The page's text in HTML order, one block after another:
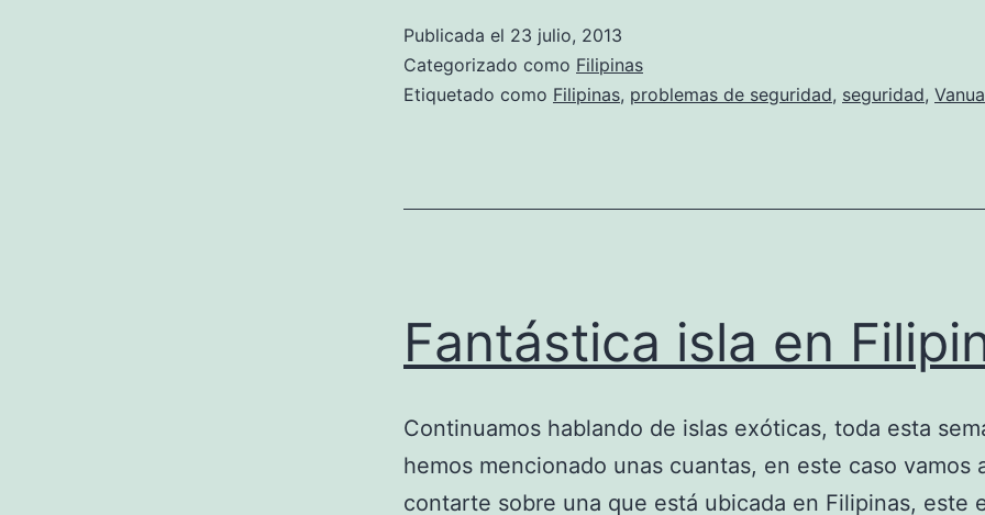
Publicada el 23 julio, 2013
Categorizado como Filipinas
Etiquetado como Filipinas, problemas de seguridad, seguridad,
Fantástica isla en
Continuamos hablando de islas exóticas, toda esta
hemos mencionado unas cuantas, en este caso vamos
contarte sobre una que está ubicada en Filipinas, este